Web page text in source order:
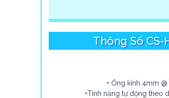
Thông Số CS-
• Ống kính 4mm
•Tính năng tự động theo